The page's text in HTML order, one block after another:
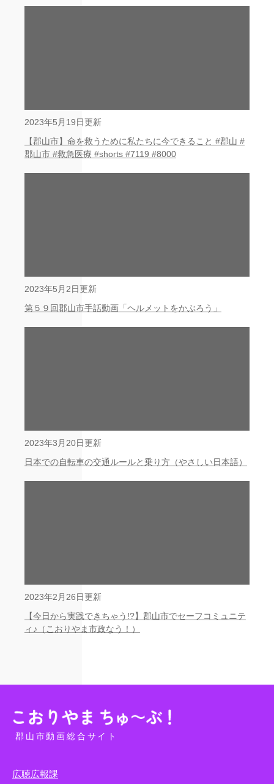
2023年5月19日更新
【郡山市】命を救うために私たちに今できること #郡山 #
郡山市 #救急医療 #shorts #7119 #8000
2023年5月2日更新
第５９回郡山市手話動画「ヘルメットをかぶろう」
2023年3月20日更新
日本での自転車の交通ルールと乗り方（やさしい日本語）
2023年2月26日更新
【今日から実践できちゃう!?】郡山市でセーフコミュニテ
ィ♪（こおりやま市政なう！）
郡山市動画総合サイト
広聴広報課